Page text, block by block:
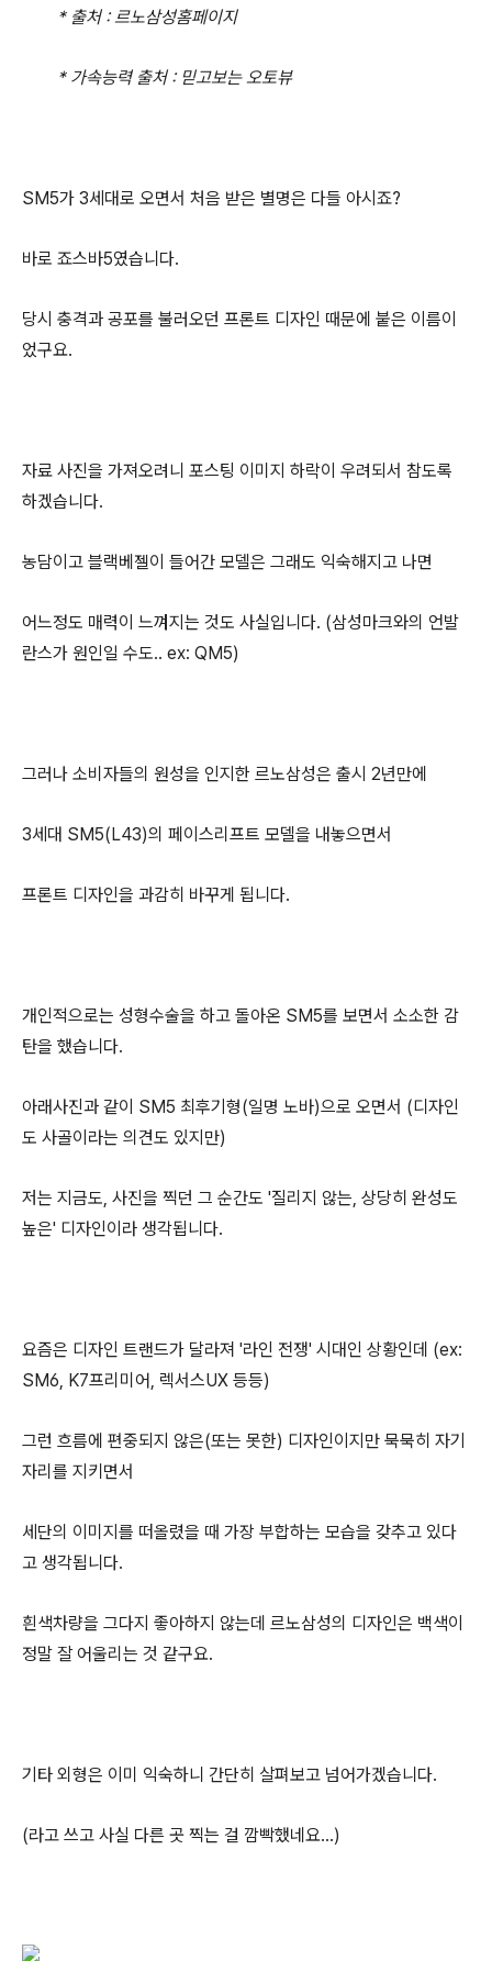
* 출처 : 르노삼성홈페이지
* 가속능력 출처 : 믿고보는 오토뷰
SM5가 3세대로 오면서 처음 받은 별명은 다들 아시죠?
바로 죠스바5였습니다.
당시 충격과 공포를 불러오던 프론트 디자인 때문에 붙은 이름이
었구요.
자료 사진을 가져오려니 포스팅 이미지 하락이 우려되서 참도록
하겠습니다.
농담이고 블랙베젤이 들어간 모델은 그래도 익숙해지고 나면
어느정도 매력이 느껴지는 것도 사실입니다. (삼성마크와의 언발
란스가 원인일 수도.. ex: QM5)
그러나 소비자들의 원성을 인지한 르노삼성은 출시 2년만에
3세대 SM5(L43)의 페이스리프트 모델을 내놓으면서
프론트 디자인을 과감히 바꾸게 됩니다.
개인적으로는 성형수술을 하고 돌아온 SM5를 보면서 소소한 감
탄을 했습니다.
아래사진과 같이 SM5 최후기형(일명 노바)으로 오면서 (디자인
도 사골이라는 의견도 있지만)
저는 지금도, 사진을 찍던 그 순간도 '질리지 않는, 상당히 완성도
높은' 디자인이라 생각됩니다.
요즘은 디자인 트랜드가 달라져 '라인 전쟁' 시대인 상황인데 (ex:
SM6, K7프리미어, 렉서스UX 등등)
그런 흐름에 편중되지 않은(또는 못한) 디자인이지만 묵묵히 자기
자리를 지키면서
세단의 이미지를 떠올렸을 때 가장 부합하는 모습을 갖추고 있다
고 생각됩니다.
흰색차량을 그다지 좋아하지 않는데 르노삼성의 디자인은 백색이
정말 잘 어울리는 것 같구요.
기타 외형은 이미 익숙하니 간단히 살펴보고 넘어가겠습니다.
(라고 쓰고 사실 다른 곳 찍는 걸 깜빡했네요...)